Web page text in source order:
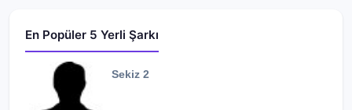
En Popüler 5 Yerli Şarkı
Sekiz 2